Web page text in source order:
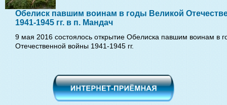
Обелиск павшим воинам в годы Великой
1941-1945 гг. в п. Мандач
9 мая 2016 состоялось открытие Обелиска павшим воинам в
Отечественной войны 1941-1945 гг.